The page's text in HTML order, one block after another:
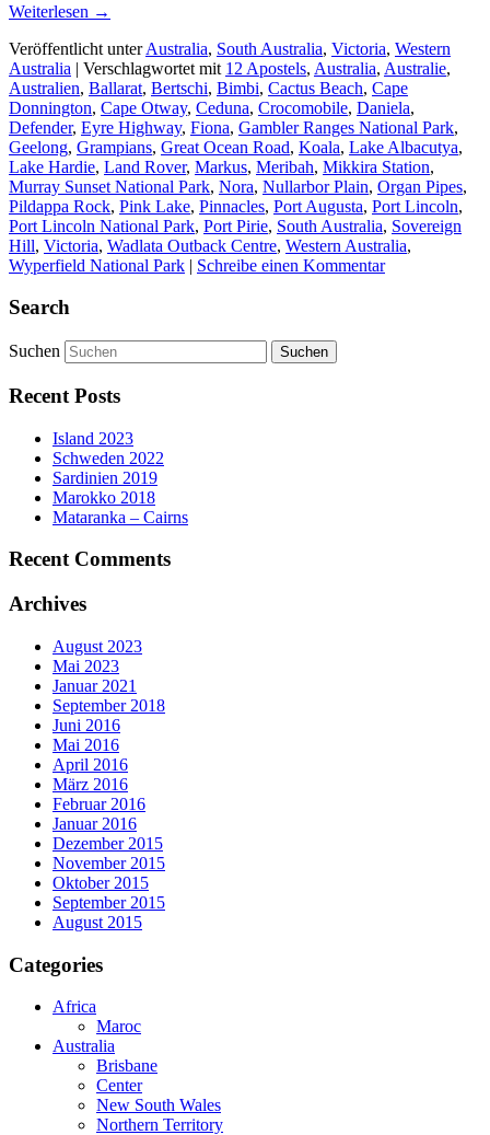
Weiterlesen →
Veröffentlicht unter Australia, South Australia, Victoria, Western
Australia | Verschlagwortet mit 12 Apostels, Australia, Australie,
Australien, Ballarat, Bertschi, Bimbi, Cactus Beach, Cape
Donnington, Cape Otway, Ceduna, Crocomobile, Daniela,
Defender, Eyre Highway, Fiona, Gambler Ranges National Park,
Geelong, Grampians, Great Ocean Road, Koala, Lake Albacutya,
Lake Hardie, Land Rover, Markus, Meribah, Mikkira Station,
Murray Sunset National Park, Nora, Nullarbor Plain, Organ Pipes,
Pildappa Rock, Pink Lake, Pinnacles, Port Augusta, Port Lincoln,
Port Lincoln National Park, Port Pirie, South Australia, Sovereign
Hill, Victoria, Wadlata Outback Centre, Western Australia,
Wyperfield National Park | Schreibe einen Kommentar
Search
Suchen
Recent Posts
Island 2023
Schweden 2022
Sardinien 2019
Marokko 2018
Mataranka – Cairns
Recent Comments
Archives
August 2023
Mai 2023
Januar 2021
September 2018
Juni 2016
Mai 2016
April 2016
März 2016
Februar 2016
Januar 2016
Dezember 2015
November 2015
Oktober 2015
September 2015
August 2015
Categories
Africa
Maroc
Australia
Brisbane
Center
New South Wales
Northern Territory